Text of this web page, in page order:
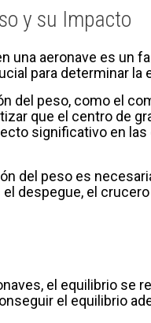
y su Impacto
una aeronave es un
para determinar la
del peso, como el
que el centro de
significativo en
del peso es
despegue, el
el equilibrio se
el equilibrio